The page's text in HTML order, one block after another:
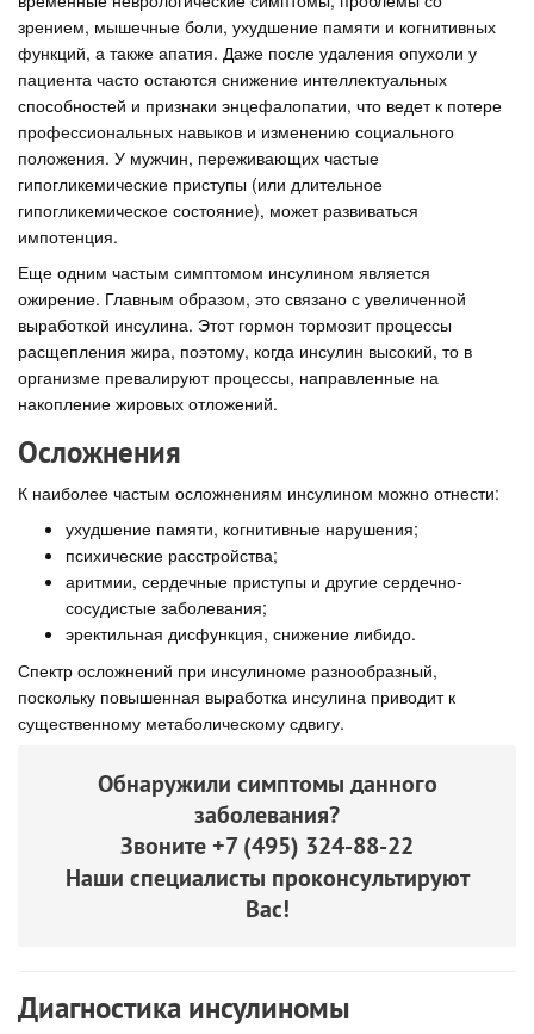
зрением, мышечные боли, ухудшение памяти и когнитивных
функций, а также апатия. Даже после удаления опухоли у
пациента часто остаются снижение интеллектуальных
способностей и признаки энцефалопатии, что ведет к потере
профессиональных навыков и изменению социального
положения. У мужчин, переживающих частые
гипогликемические приступы (или длительное
гипогликемическое состояние), может развиваться
импотенция.
Еще одним частым симптомом инсулином является
ожирение. Главным образом, это связано с увеличенной
выработкой инсулина. Этот гормон тормозит процессы
расщепления жира, поэтому, когда инсулин высокий, то в
организме превалируют процессы, направленные на
накопление жировых отложений.
Осложнения
К наиболее частым осложнениям инсулином можно отнести:
ухудшение памяти, когнитивные нарушения;
психические расстройства;
аритмии, сердечные приступы и другие сердечно-
сосудистые заболевания;
эректильная дисфункция, снижение либидо.
Спектр осложнений при инсулиноме разнообразный,
поскольку повышенная выработка инсулина приводит к
существенному метаболическому сдвигу.
Обнаружили симптомы данного
заболевания?
Звоните+7 (495) 324-88-22
Наши специалисты проконсультируют
Вас!
Диагностика инсулиномы